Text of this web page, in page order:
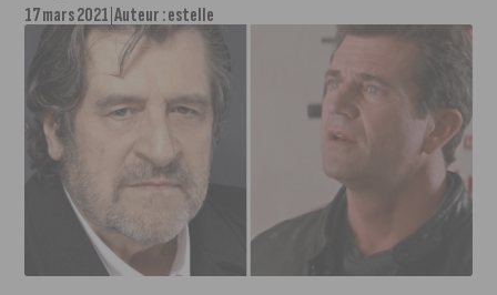
17 mars 2021 Auteur :estelle